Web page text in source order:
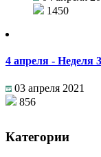
1450
4 апреля - Неделя
03 апреля 2021
856
Категории